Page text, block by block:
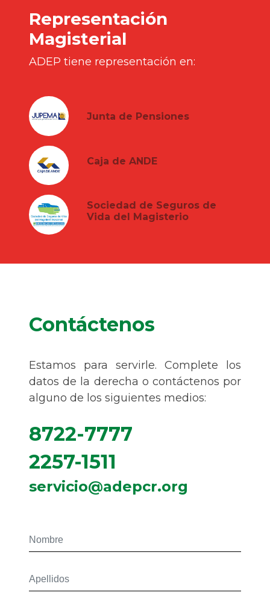
Representación
Magisterial
ADEP tiene representación en:
Junta de Pensiones
Caja de ANDE
Sociedad de Seguros de
Vida del Magisterio
Contáctenos
Estamos para servirle. Complete los
datos de la derecha o contáctenos por
alguno de los siguientes medios:
8722-7777
2257-1511
servicio@adepcr.org